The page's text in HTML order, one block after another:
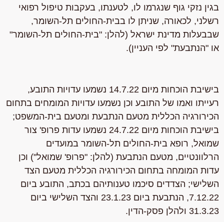
בגין נזקי גוף שנגרמו לו, לטענתו, בעקבות טיפול רפואי
רשלני, לכאורה, שניתן לו בבית-החולים תל-השומר,
שבבעלות מדינת ישראל (להלן: "בית-החולים תל-השומר"
או "הנתבעת" לפי העניין).
בישיבת הוכחות מיום 14.7.22 נשמעו עדויות התובע,
רעייתו ואמו של התובע וכן נשמעו עדויות המומחים בתחום
הכירורגיה הכללית מטעם הנתבעת ומטעם בית-המשפט;
בישיבת הוכחות מיום 24.7.22 נשמעו עדות פרופ' צור
שמואל, רופא בית-החולים תל-השומר במועדים
הרלוונטיים, מטעם הנתבעת (להלן: "פרופ' שמואל") וכן
עדות המומחה בתחום הכירורגיה הכללית מטעם הצד
השלישי; הצדדים סיכמו טענותיהם בכתב, התובע ביום
7.12.22, הנתבעת ביום 23.1.23 והצד השלישי ביום
31.3.23 ולהלן פסק-הדין.